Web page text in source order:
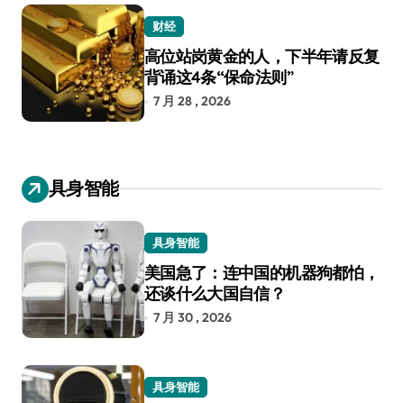
财经
高位站岗黄金的人，下半年请反复
背诵这4条“保命法则”
7 月 28 , 2026
具身智能
具身智能
美国急了：连中国的机器狗都怕，
还谈什么大国自信？
7 月 30 , 2026
具身智能